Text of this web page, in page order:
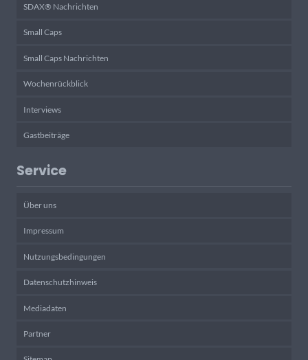
SDAX® Nachrichten
Small Caps
Small Caps Nachrichten
Wochenrückblick
Interviews
Gastbeiträge
Service
Über uns
Impressum
Nutzungsbedingungen
Datenschutzhinweis
Mediadaten
Partner